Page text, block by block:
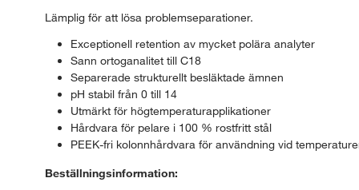
Lämplig för att lösa problemseparationer.
Exceptionell retention av mycket polära analyter
Sann ortoganalitet till C18
Separerade strukturellt besläktade ämnen
pH stabil från 0 till 14
Utmärkt för högtemperaturapplikationer
Hårdvara för pelare i 100 % rostfritt stål
PEEK-fri kolonnhårdvara för användning vid
Beställningsinformation: